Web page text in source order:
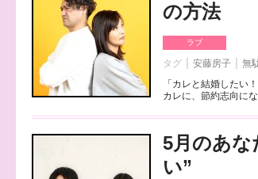
の方法
ラブ
タグ 安藤房子 無
「カレと結婚したい
カレに、節約志向に
5月のあな
い”